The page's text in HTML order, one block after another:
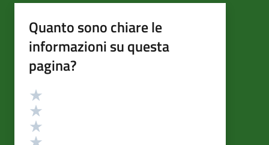
Quanto sono chiare le
informazioni su questa
pagina?
Valutazione